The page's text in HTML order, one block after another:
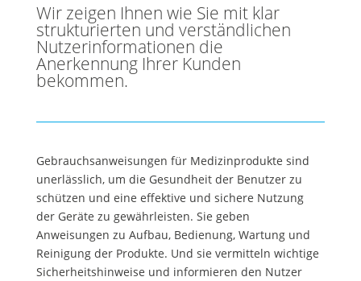
Wir zeigen Ihnen wie Sie mit klar
strukturierten und verständlichen
Nutzerinformationen die
Anerkennung Ihrer Kunden
bekommen.
Gebrauchsanweisungen für Medizinprodukte sind
unerlässlich, um die Gesundheit der Benutzer zu
schützen und eine effektive und sichere Nutzung
der Geräte zu gewährleisten. Sie geben
Anweisungen zu Aufbau, Bedienung, Wartung und
Reinigung der Produkte. Und sie vermitteln wichtige
Sicherheitshinweise und informieren den Nutzer